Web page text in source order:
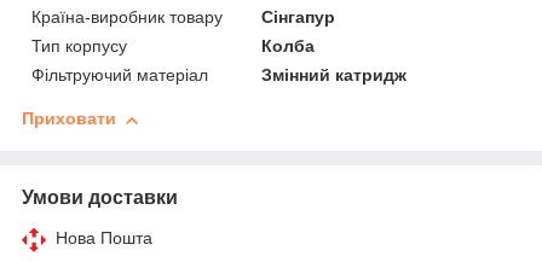
Країна-виробник товару
Сінгапур
Тип корпусу
Колба
Фільтруючий матеріал
Змінний катридж
Приховати
Умови доставки
Нова Пошта